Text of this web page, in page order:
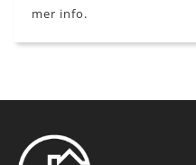
mer info.